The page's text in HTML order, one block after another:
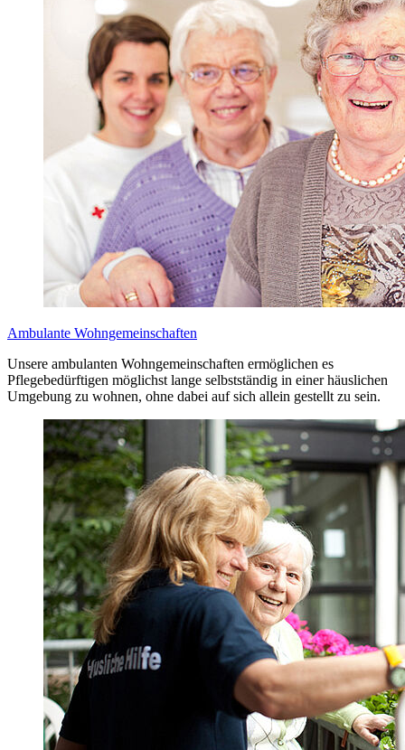
Ambulante Wohngemeinschaften
Unsere ambulanten Wohngemeinschaften ermöglichen es
Pflegebedürftigen möglichst lange selbstständig in einer häuslichen
Umgebung zu wohnen, ohne dabei auf sich allein gestellt zu sein.